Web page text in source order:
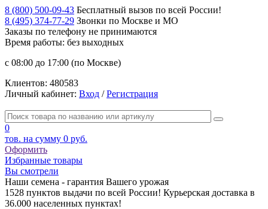
8 (800) 500-09-43 Бесплатный вызов по всей России!
8 (495) 374-77-29 Звонки по Москве и МО
Заказы по телефону не принимаются
Время работы: без выходных
с 08:00 до 17:00 (по Москве)
Клиентов: 480583
Личный кабинет: Вход /Регистрация
0
тов. на сумму 0 руб.
Оформить
Избранные товары
Вы смотрели
Наши семена - гарантия Вашего урожая
1528 пунктов выдачи по всей России! Курьерская доставка в
36.000 населенных пунктах!